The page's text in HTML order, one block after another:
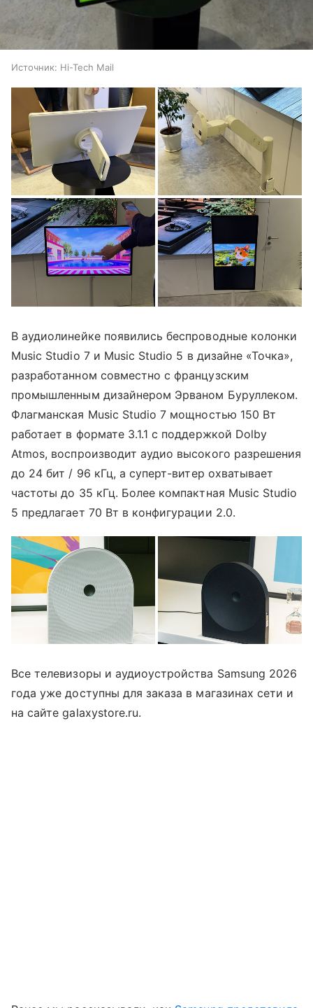
Источник: Hi-Tech Mail
В аудиолинейке появились беспроводные колонки
Music Studio 7 и Music Studio 5 в дизайне «Точка»,
разработанном совместно с французским
промышленным дизайнером Эрваном Буруллеком.
Флагманская Music Studio 7 мощностью 150 Вт
работает в формате 3.1.1 с поддержкой Dolby
Atmos, воспроизводит аудио высокого разрешения
до 24 бит / 96 кГц, а суперт-витер охватывает
частоты до 35 кГц. Более компактная Music Studio
5 предлагает 70 Вт в конфигурации 2.0.
Все телевизоры и аудиоустройства Samsung 2026
года уже доступны для заказа в магазинах сети и
на сайте galaxystore.ru.